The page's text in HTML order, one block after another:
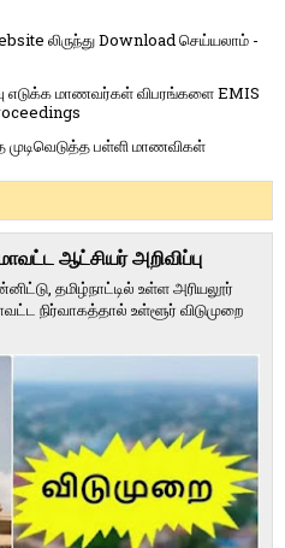
லிருந்து Download செய்யலாம் -
மாணவர்கள் விபரங்களை EMIS
முடிவெடுத்த பள்ளி மாணவிகள்
ஆட்சியர் அறிவிப்பு
தமிழ்நாட்டில் உள்ள அரியலூர்
நிர்வாகத்தால் உள்ளூர் விடுமுறை